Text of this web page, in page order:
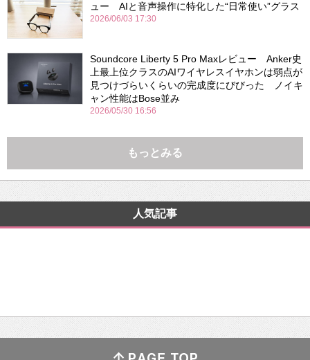
ュー AIと音声操作に特化した“日常使い”グラス
2026/06/03 17:30
Soundcore Liberty 5 Pro Maxレビュー Anker史
上最上位クラスのAIワイヤレスイヤホンは弱点が
見つけづらいくらいの完成度にびびった ノイキ
ャン性能はBose並み
2026/05/30 16:56
もっとみる
人気記事